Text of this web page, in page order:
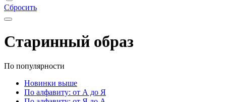
Сбросить
Старинный образ
По популярности
Новинки выше
По алфавиту: от А до Я